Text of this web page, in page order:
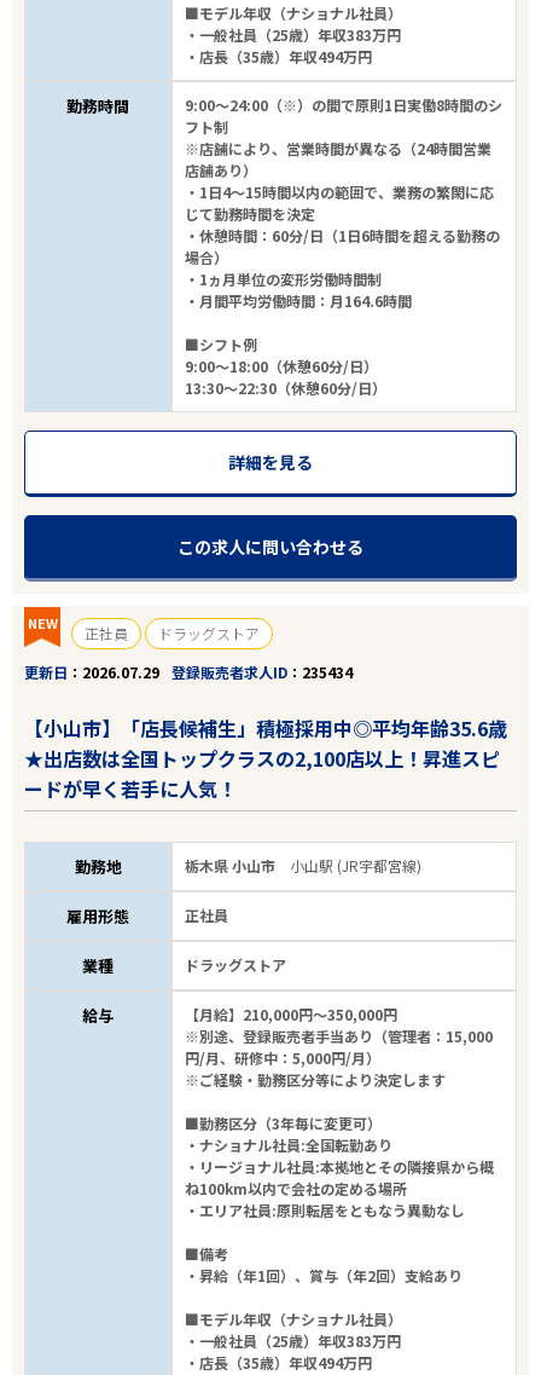
■モデル年収（ナショナル社員）
・一般社員（25歳）年収383万円
・店長（35歳）年収494万円
勤務時間
9:00～24:00（※）の間で原則1日実働8時間のシ
フト制
※店舗により、営業時間が異なる（24時間営業
店舗あり）
・1日4～15時間以内の範囲で、業務の繁閑に応
じて勤務時間を決定
・休憩時間：60分/日（1日6時間を超える勤務の
場合）
・1ヵ月単位の変形労働時間制
・月間平均労働時間：月164.6時間
■シフト例
9:00～18:00（休憩60分/日）
13:30～22:30（休憩60分/日）
詳細を見る
この求人に問い合わせる
NEW 正社員
ドラッグストア
更新日
2026.07.29 登録販売者求人ID 235434
【小山市】「店長候補生」積極採用中◎平均年齢35.6歳
★出店数は全国トップクラスの2,100店以上！昇進スピ
ードが早く若手に人気！
勤務地 栃木県 小山市 小山駅 (JR宇都宮線)
雇用形態 正社員
業種 ドラッグストア
給与
【月給】210,000円～350,000円
※別途、登録販売者手当あり（管理者：15,000
円/月、研修中：5,000円/月）
※ご経験・勤務区分等により決定します
■勤務区分（3年毎に変更可）
・ナショナル社員:全国転勤あり
・リージョナル社員:本拠地とその隣接県から概
ね100km以内で会社の定める場所
・エリア社員:原則転居をともなう異動なし
■備考
・昇給（年1回）、賞与（年2回）支給あり
■モデル年収（ナショナル社員）
・一般社員（25歳）年収383万円
・店長（35歳）年収494万円